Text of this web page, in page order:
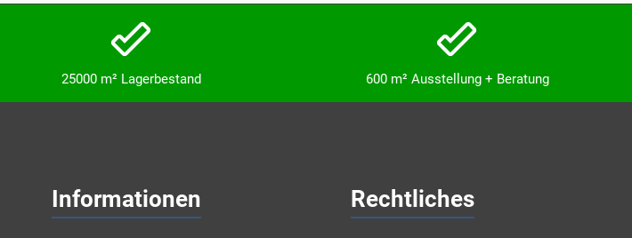
25000 m² Lagerbestand 600 m² Ausstellung + Beratung
Informationen Rechtliches